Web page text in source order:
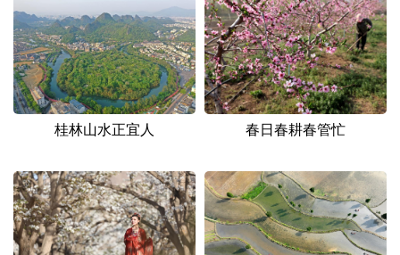
浙江 安徽 福建 江西
山东 河南 湖北 湖南
广东 广西 海南 重庆
四川 贵州 云南 西藏
新疆 内蒙古 黑龙江
桂林山水正宜人 春日春耕春管忙